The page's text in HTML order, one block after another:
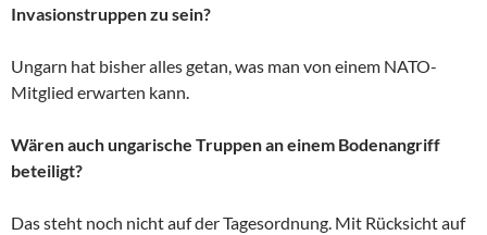
Invasionstruppen zu sein?
Ungarn hat bisher alles getan, was man von einem NATO-
Mitglied erwarten kann.
Wären auch ungarische Truppen an einem Bodenangriff
beteiligt?
Das steht noch nicht auf der Tagesordnung. Mit Rücksicht auf